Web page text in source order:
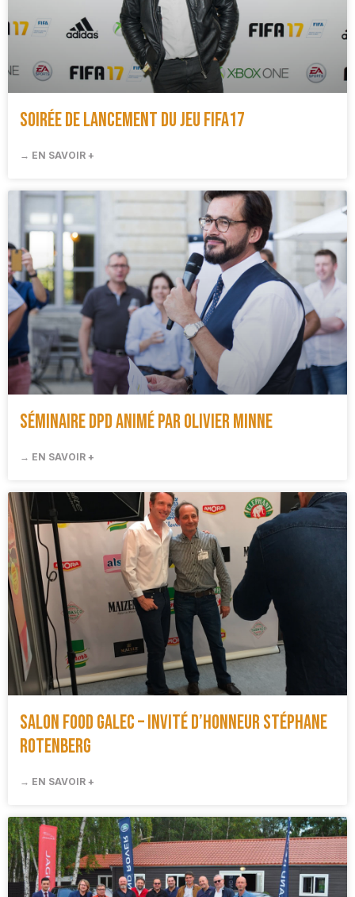
Soirée de lancement du Jeu FIFA17
→ EN SAVOIR +
Séminaire DPD animé par Olivier Minne
→ EN SAVOIR +
Salon Food Galec – Invité d’honneur Stéphane
Rotenberg
→ EN SAVOIR +